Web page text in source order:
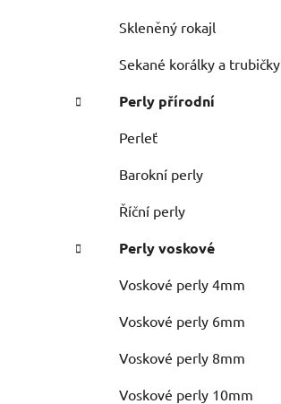
Skleněný rokajl
Sekané korálky a trubičky
Perly přírodní
Perleť
Barokní perly
Říční perly
Perly voskové
Voskové perly 4mm
Voskové perly 6mm
Voskové perly 8mm
Voskové perly 10mm